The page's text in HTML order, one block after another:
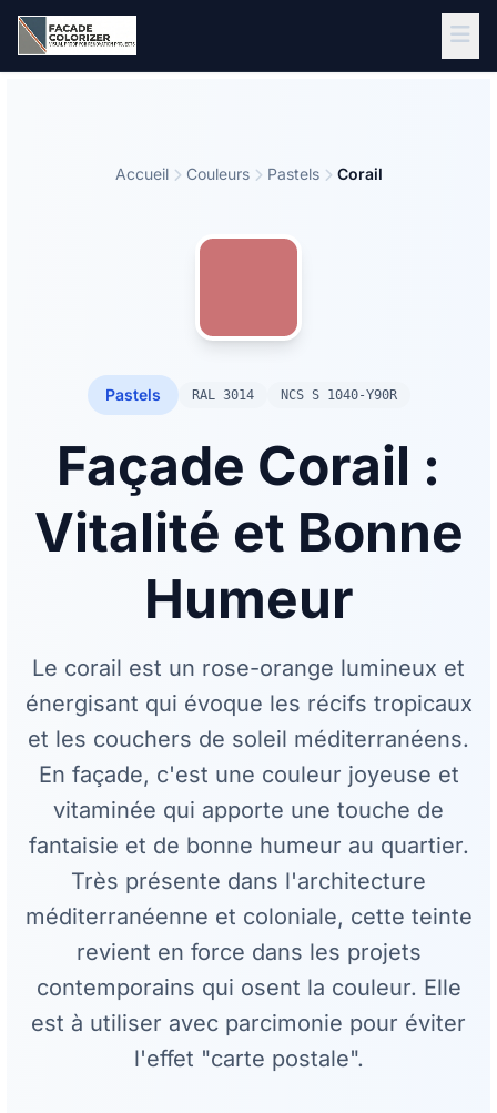
Aller au contenu principal
Accueil Couleurs Pastels Corail
Pastels RAL 3014 NCS S 1040-Y90R
Façade Corail :
Vitalité et Bonne
Humeur
Le corail est un rose-orange lumineux et
énergisant qui évoque les récifs tropicaux
et les couchers de soleil méditerranéens.
En façade, c'est une couleur joyeuse et
vitaminée qui apporte une touche de
fantaisie et de bonne humeur au quartier.
Très présente dans l'architecture
méditerranéenne et coloniale, cette teinte
revient en force dans les projets
contemporains qui osent la couleur. Elle
est à utiliser avec parcimonie pour éviter
l'effet "carte postale".